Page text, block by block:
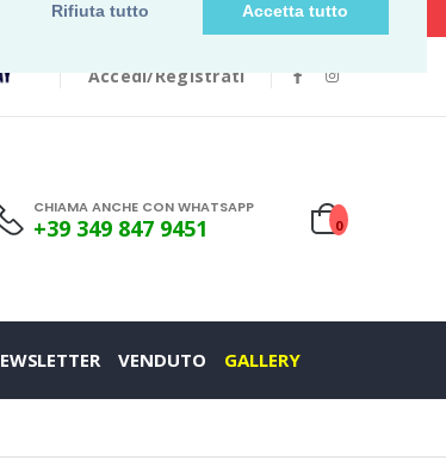
Rifiuta tutto Accetta tutto
Accedi/Registrati
CHIAMA ANCHE CON WHATSAPP
+39 349 847 9451 0
VENDUTO GALLERY